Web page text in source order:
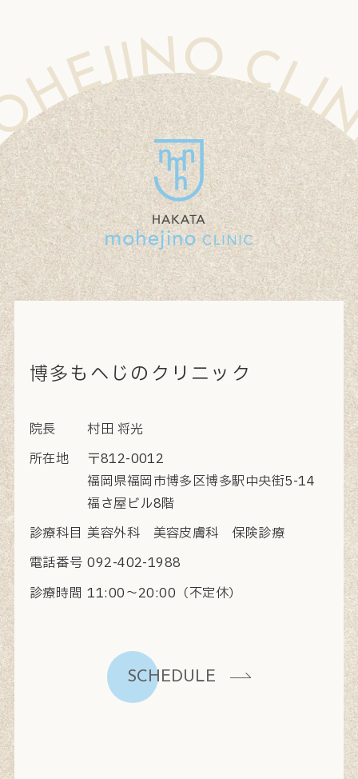
MOHEJINO CLINIC MOHEJINO CLINIC MOHEJINO CLINIC MOHEJINO CLINIC MOHEJINO CLINIC MOHEJINO CLINIC MOHEJINO CLINIC MOHEJINO CLINIC MOHEJINO CLINIC MOHEJINO CLINIC MOHEJINO CLINIC MOHEJINO CLINIC
博多もへじのクリニック
院長
村田 将光
所在地
〒812-0012
福岡県福岡市博多区博多駅中央街5-14
福さ屋ビル8階
診療科目 美容外科 美容皮膚科 保険診療
電話番号 092-402-1988
診療時間 11:00〜20:00（不定休）
SCHEDULE